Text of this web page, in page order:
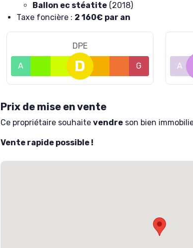
Ballon ec stéatite (2018)
Taxe foncière : 2 160€ par an
DPE
A D G A
Prix de mise en vente
Ce propriétaire souhaite vendre son bien
Vente rapide possible !